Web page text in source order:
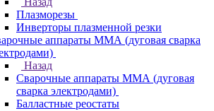
Плазморезы
Инверторы плазменной резки
аппараты ММА (дуговая сварка
Назад
Сварочные аппараты ММА (дуговая
сварка электродами)
Балластные реостаты